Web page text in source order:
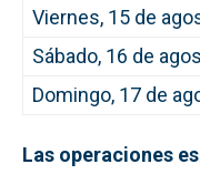
Viernes, 15 de
Sábado, 16 de
Domingo, 17 de
Las operaciones